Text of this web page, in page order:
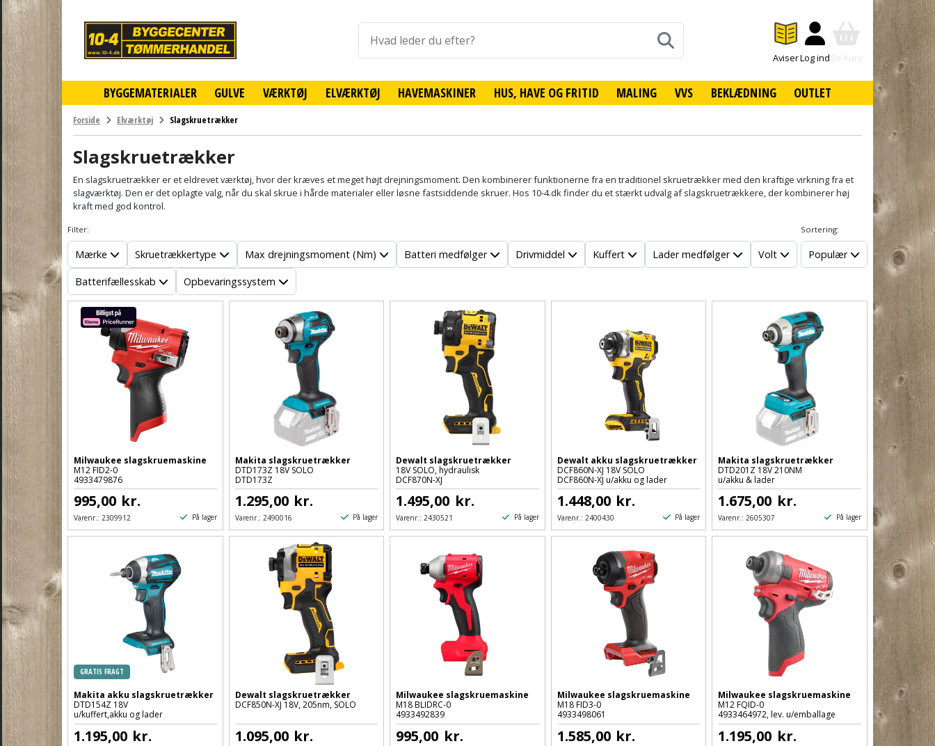
BYGGEMATERIALER GULVE VÆRKTØJ ELVÆRKTØJ HAVEMASKINER HUS, HAVE OG FRITID MALING VVS BEKLÆDNING OUTLET
online
byggemarked
og
tømmerhandel
-
AviserLog indSe Kurv
Forside Elværktøj Slagskruetrækker
Slagskruetrækker
En slagskruetrækker er et eldrevet værktøj, hvor der kræves et meget højt drejningsmoment. Den kombinerer funktionerne fra en traditionel skruetrækker med den kraftige virkning fra et
slagværktøj. Den er det oplagte valg, når du skal skrue i hårde materialer eller løsne fastsiddende skruer. Hos 10-4.dk finder du et stærkt udvalg af slagskruetrækkere, der kombinerer høj
kraft med god kontrol.
Filter:
Mærke Skruetrækkertype Max drejningsmoment (Nm) Batteri medfølger Drivmiddel Kuffert Lader medfølger Volt
Batterifællesskab Opbevaringssystem
Sortering:
Populær
Milwaukee slagskruemaskine
M12 FID2-0
4933479876
995,00 kr.
Varenr.: 2309912 På lager
Makita slagskruetrækker
DTD173Z 18V SOLO
DTD173Z
1.295,00 kr.
Varenr.: 2490016 På lager
Dewalt slagskruetrækker
18V SOLO, hydraulisk
DCF870N-XJ
1.495,00 kr.
Varenr.: 2430521 På lager
Dewalt akku slagskruetrækker
DCF860N-XJ 18V SOLO
DCF860N-XJ u/akku og lader
1.448,00 kr.
Varenr.: 2400430 På lager
Makita slagskruetrækker
DTD201Z 18V 210NM
u/akku & lader
1.675,00 kr.
Varenr.: 2605307 På lager
GRATIS FRAGT
Makita akku slagskruetrækker
DTD154Z 18V
u/kuffert,akku og lader
1.195,00 kr.
Dewalt slagskruetrækker
DCF850N-XJ 18V, 205nm, SOLO
1.095,00 kr.
Milwaukee slagskruemaskine
M18 BLIDRC-0
4933492839
995,00 kr.
Milwaukee slagskruemaskine
M18 FID3-0
4933498061
1.585,00 kr.
Milwaukee slagskruemaskine
M12 FQID-0
4933464972, lev. u/emballage
1.195,00 kr.